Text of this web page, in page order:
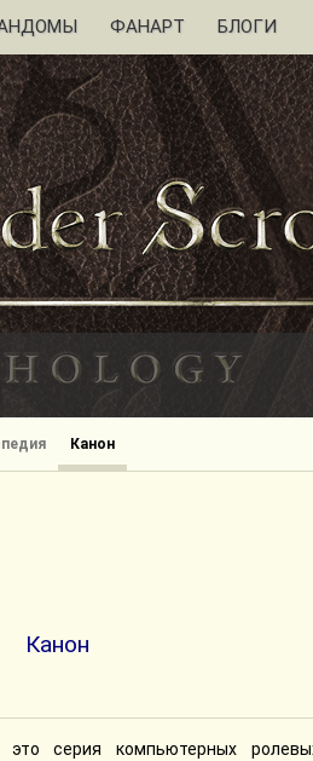
ФАНАРТ БЛОГИ
Канон
Канон
серия компьютерных